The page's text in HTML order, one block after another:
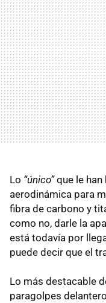
Lo “único”que le han
aerodinámica para
fibra de carbono y
como no, darle la
está todavía por
puede decir que el
Lo más destacable
paragolpes